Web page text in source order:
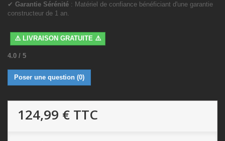
✔ Garantie Sérénité : Matériel de confiance bénéficiant d'une garantie
constructeur de 1 an.
⚠️ LIVRAISON GRATUITE ⚠️
4.0 / 5
Poser une question (0)
124,99 € TTC